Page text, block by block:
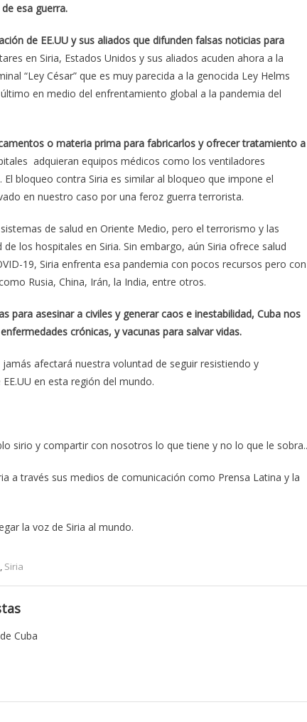
esa guerra.
de EE.UU y sus aliados que difunden falsas noticias para
en Siria, Estados Unidos y sus aliados acuden ahora a la
“Ley César” que es muy parecida a la genocida Ley Helms
en medio del enfrentamiento global a la pandemia del
o materia prima para fabricarlos y ofrecer tratamiento a
adquieran equipos médicos como los ventiladores
bloqueo contra Siria es similar al bloqueo que impone el
en nuestro caso por una feroz guerra terrorista.
de salud en Oriente Medio, pero el terrorismo y las
los hospitales en Siria. Sin embargo, aún Siria ofrece salud
19, Siria enfrenta esa pandemia con pocos recursos pero con
Rusia, China, Irán, la India, entre otros.
para asesinar a civiles y generar caos e inestabilidad, Cuba nos
crónicas, y vacunas para salvar vidas.
afectará nuestra voluntad de seguir resistiendo y
en esta región del mundo.
sirio y compartir con nosotros lo que tiene y no lo que le sobra..
a través sus medios de comunicación como Prensa Latina y la
la voz de Siria al mundo.
, Siria
Cuba